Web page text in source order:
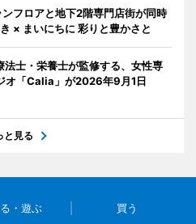
フロアと地下2階専門店街が同時
× まいにちに 彩りと豊かさと
法士・栄養士が監修する、女性専
オ「Calia」が2026年9月1日
と見る
・遊ぶ 買う